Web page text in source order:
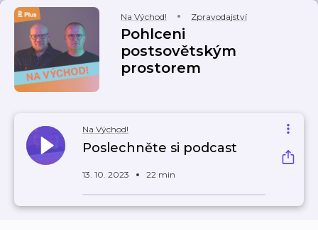
Na Východ! Zpravodajství
Pohlceni
postsovětským
prostorem
Na Východ!
Poslechněte si podcast
13. 10. 2023 22 min